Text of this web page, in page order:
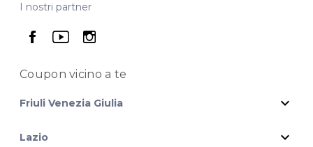
I nostri partner
seguici su facebook
seguici su youtube
seguici su instagram
Coupon vicinoa te
Friuli Venezia Giulia expand_more
Lazio expand_more